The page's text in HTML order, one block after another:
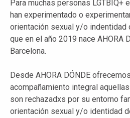
Para muchas personas LGTBIQ+
han experimentado o
orientación sexual y/o indentidad
que en el año 2019 nace AHORA
Barcelona.
Desde AHORA DÓNDE
acompañamiento integral
son rechazadxs por su entorno
orientación sexual y/o identidad